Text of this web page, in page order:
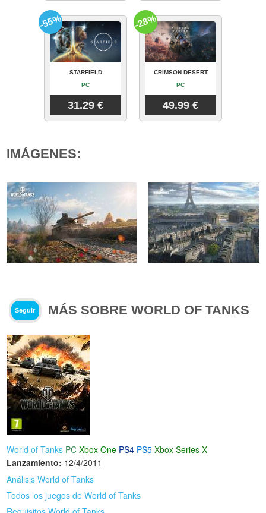
STARFIELD
PC
31.29 €
-55%
CRIMSON DESERT
PC
49.99 €
-28%
IMÁGENES:
Seguir MÁS SOBRE WORLD OF TANKS
World of Tanks PC Xbox One PS4 PS5 Xbox Series X
Lanzamiento: 12/4/2011
Análisis World of Tanks
Todos los juegos de World of Tanks